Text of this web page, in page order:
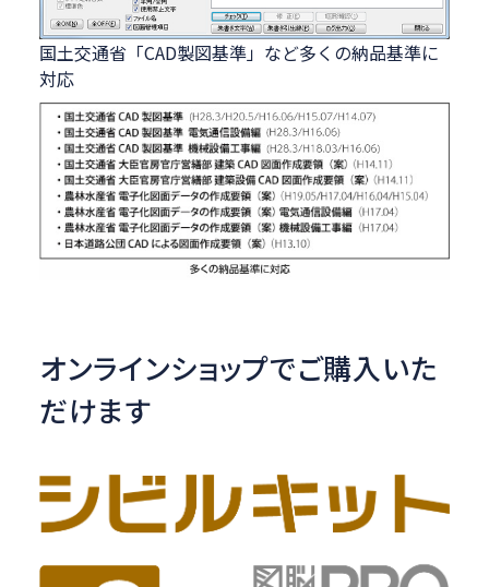
国土交通省「CAD製図基準」など多くの納品基準に
対応
オンラインショップでご購入いた
だけます